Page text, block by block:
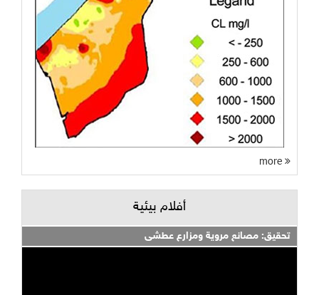
أفلام بيئية
تحقيق: مصانع مروية ومزارع عطشى